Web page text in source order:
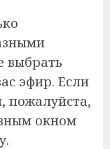
выбрать
эфир. Если
пожалуйста,
окном